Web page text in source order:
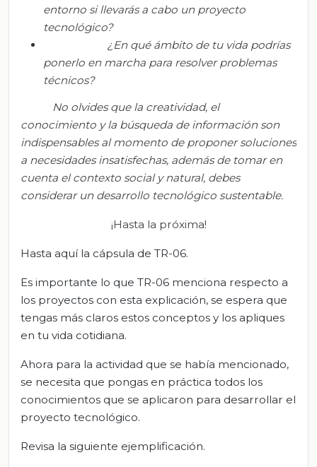
entorno si llevarása cabo un proyecto
tecnológico?
¿En qué ámbito de tu vida podrías
ponerlo en marcha para resolver problemas
técnicos?
No olvidesque la creatividad, el
conocimiento y la búsqueda de información son
indispensables al momento de proponer soluciones
a necesidades insatisfechas, además de tomar en
cuenta el contexto social y natural, debes
considerar un desarrollo tecnológico sustentable.
¡Hasta la próxima!
Hasta aquí la cápsula de TR-06.
Es importante lo que TR-06 menciona respecto a
los proyectos con esta explicación, se espera que
tengas más claros estos conceptos y los apliques
en tu vida cotidiana.
Ahora para la actividad que se había mencionado,
se necesita que pongas en práctica todos los
conocimientos que se aplicaron para desarrollar el
proyecto tecnológico.
Revisa la siguiente ejemplificación.